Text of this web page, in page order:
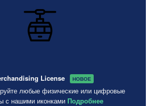
License НОВОЕ
любые физические или цифровые
с нашими иконками Подробнее